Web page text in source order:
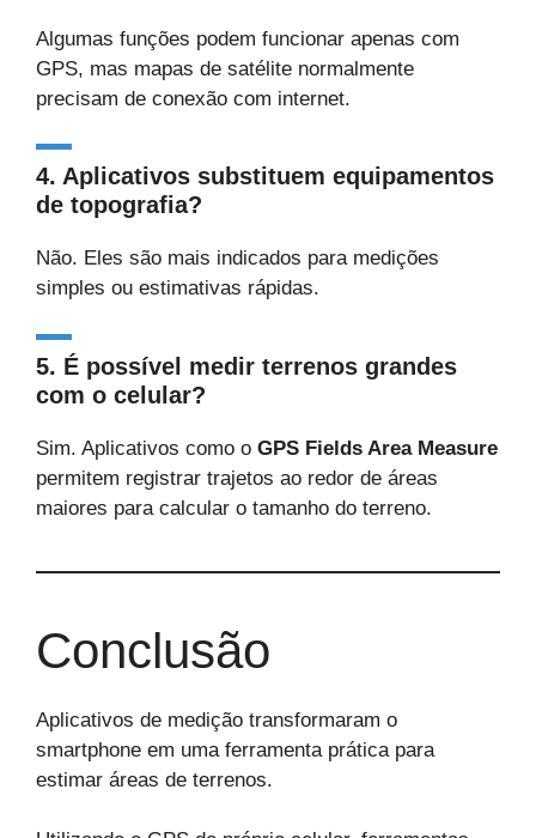
Algumas funções podem funcionar apenas com
GPS, mas mapas de satélite normalmente
precisam de conexão com internet.
4. Aplicativos substituem equipamentos
de topografia?
Não. Eles são mais indicados para medições
simples ou estimativas rápidas.
5. É possível medir terrenos grandes
com o celular?
Sim. Aplicativos como o GPS Fields Area Measure
permitem registrar trajetos ao redor de áreas
maiores para calcular o tamanho do terreno.
Conclusão
Aplicativos de medição transformaram o
smartphone em uma ferramenta prática para
estimar áreas de terrenos.